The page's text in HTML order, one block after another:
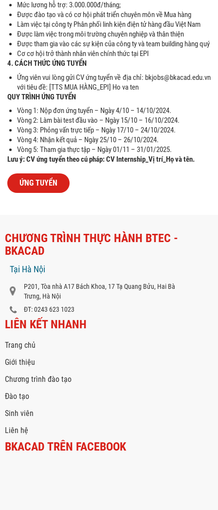
Mức lương hỗ trợ: 3.000.000đ/tháng;
Được đào tạo và có cơ hội phát triển chuyên môn về Mua hàng
Làm việc tại công ty Phân phối linh kiện điện tử hàng đầu Việt Nam
Được làm việc trong môi trường chuyên nghiệp và thân thiện
Được tham gia vào các sự kiện của công ty và team building hàng quý
Cơ cơ hội trở thành nhân viên chính thức tại EPI
4. CÁCH THỨC ỨNG TUYỂN
Ứng viên vui lòng gửi CV ứng tuyển về địa chỉ: bkjobs@bkacad.edu.vn
với tiêu đề: [TTS MUA HÀNG_EPI] Ho va ten
QUY TRÌNH ỨNG TUYỂN
Vòng 1: Nộp đơn ứng tuyển – Ngày 4/10 – 14/10/2024.
Vòng 2: Làm bài test đầu vào – Ngày 15/10 – 16/10/2024.
Vòng 3: Phỏng vấn trực tiếp – Ngày 17/10 – 24/10/2024.
Vòng 4: Nhận kết quả – Ngày 25/10 – 26/10/2024.
Vòng 5: Tham gia thực tập – Ngày 01/11 – 31/01/2025.
Lưu ý: CV ứng tuyển theo cú pháp: CV Internship_Vị trí_Họ và tên.
ỨNG TUYỂN
CHƯƠNG TRÌNH THỰC HÀNH BTEC -
BKACAD
Tại Hà Nội
P201, Tòa nhà A17 Bách Khoa, 17 Tạ Quang Bửu, Hai Bà
Trưng, Hà Nội
ĐT: 0243 623 1023
LIÊN KẾT NHANH
Trang chủ
Giới thiệu
Chương trình đào tạo
Đào tạo
Sinh viên
Liên hệ
BKACAD TRÊN FACEBOOK